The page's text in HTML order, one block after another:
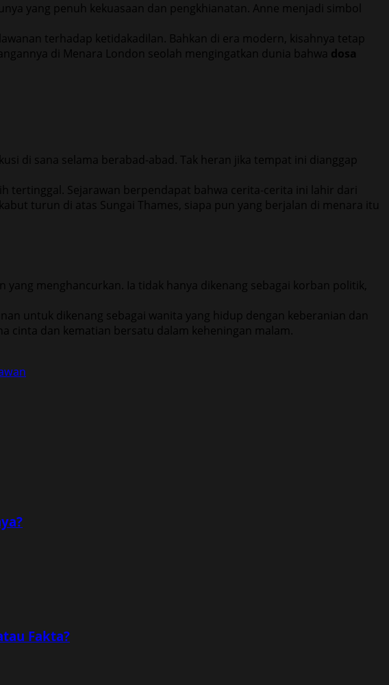
yang penuh kekuasaan dan pengkhianatan. Anne menjadi simbol
terhadap ketidakadilan. Bahkan di era modern, kisahnya tetap
di Menara London seolah mengingatkan dunia bahwa dosa
di sana selama berabad-abad. Tak heran jika tempat ini dianggap
tertinggal. Sejarawan berpendapat bahwa cerita-cerita ini lahir dari
turun di atas Sungai Thames, siapa pun yang berjalan di menara itu
menghancurkan. Ia tidak hanya dikenang sebagai korban politik,
untuk dikenang sebagai wanita yang hidup dengan keberanian dan
cinta dan kematian bersatu dalam keheningan malam.
Fakta?